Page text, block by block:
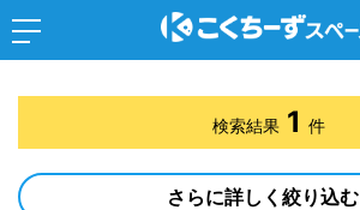
検索結果 1 件
さらに詳しく絞り込む